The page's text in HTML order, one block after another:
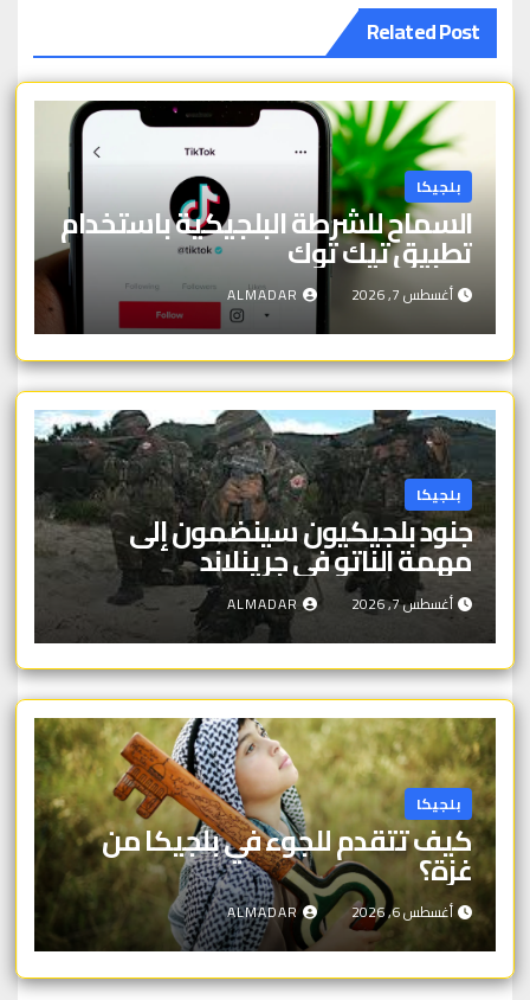
Related Post
بلجيكا
السماح للشرطة البلجيكية باستخدام
تطبيق تيك توك
أغسطس 7, 2026 ALMADAR
بلجيكا
جنود بلجيكيون سينضمون إلى
مهمة الناتو في جرينلاند
أغسطس 7, 2026 ALMADAR
بلجيكا
كيف تتقدم للجوء في بلجيكا من
غزة؟
أغسطس 6, 2026 ALMADAR